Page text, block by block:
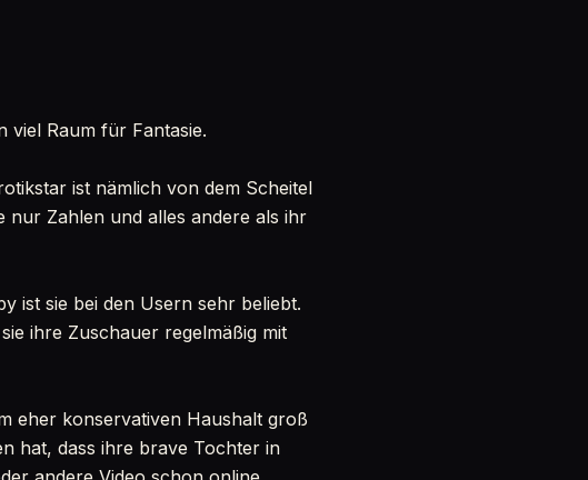
viel Raum für Fantasie.
ist nämlich von dem Scheitel
nur Zahlen und alles andere als ihr
ist sie bei den Usern sehr beliebt.
ihre Zuschauer regelmäßig mit
eher konservativen Haushalt groß
hat, dass ihre brave Tochter in